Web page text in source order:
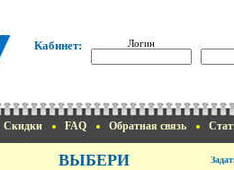
Кабинет: Логин
Скидки FAQ Обратная связь
ВЫБЕРИ